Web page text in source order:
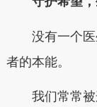
没有一个医
者的本能。
我们常常被